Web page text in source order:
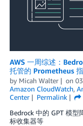
AWS 一周综述：
托管的 Prometheus
by Micah Walter on
Amazon CloudWatch,
Center
Permalink
Bedrock 中的 GPT 模
标收集器等